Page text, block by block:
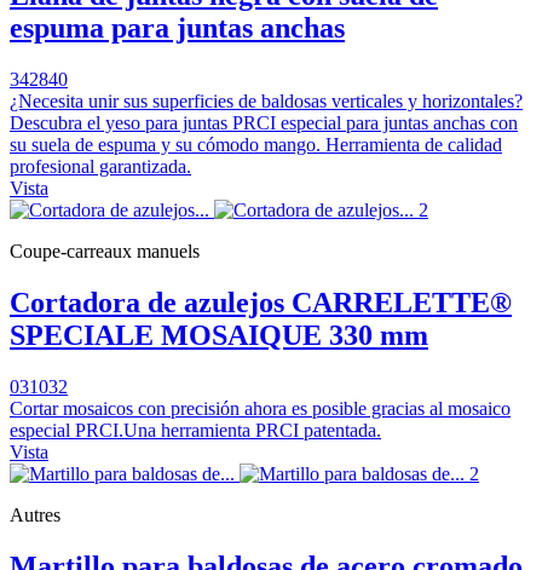
espuma para juntas anchas
342840
¿Necesita unir sus superficies de baldosas verticales y horizontales?
Descubra el yeso para juntas PRCI especial para juntas anchas con
su suela de espuma y su cómodo mango. Herramienta de calidad
profesional garantizada.
Vista
Coupe-carreaux manuels
Cortadora de azulejos CARRELETTE®
SPECIALE MOSAIQUE 330 mm
031032
Cortar mosaicos con precisión ahora es posible gracias al mosaico
especial PRCI.Una herramienta PRCI patentada.
Vista
Autres